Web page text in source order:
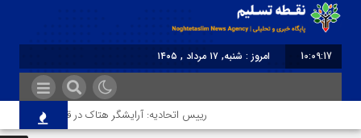
10:09:17
امروز : شنبه, ۱۷ مرداد , ۱۴۰۵
رییس اتحادیه: آرایشگر هتاک در قزوین عضو اتحادیه